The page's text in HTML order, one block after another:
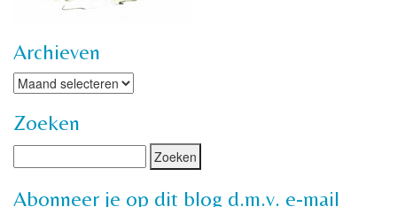
Archieven
Archieven
Zoeken
Abonneer je op dit blog d.m.v. e-mail